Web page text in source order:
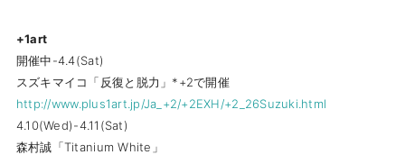
+1art
開催中-4.4(Sat)
スズキマイコ「反復と脱力」*+2で開催
http://www.plus1art.jp/Ja_+2/+2EXH/+2_26Suzuki.html
4.10(Wed)-4.11(Sat)
森村誠「Titanium White」